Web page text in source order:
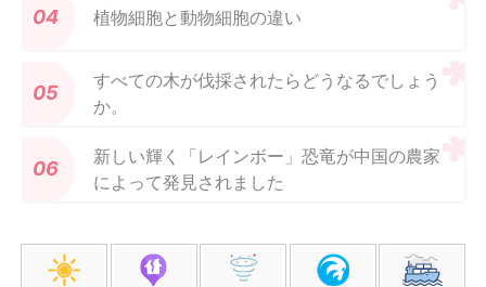
植物細胞と動物細胞の違い
すべての木が伐採されたらどうなるでしょう
か。
新しい輝く「レインボー」恐竜が中国の農家
によって発見されました